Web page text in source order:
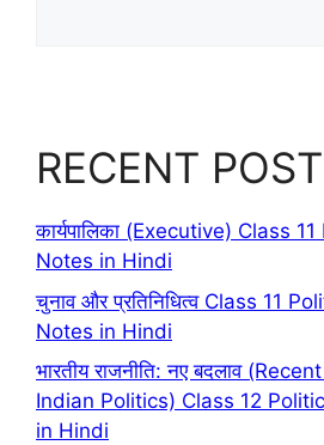
RECENT POST
कार्यपालिका (Executive) Class
Notes in Hindi
चुनाव और प्रतिनिधित्व Class 11
Notes in Hindi
भारतीय राजनीति: नए बदलाव
Indian Politics) Class 12
in Hindi